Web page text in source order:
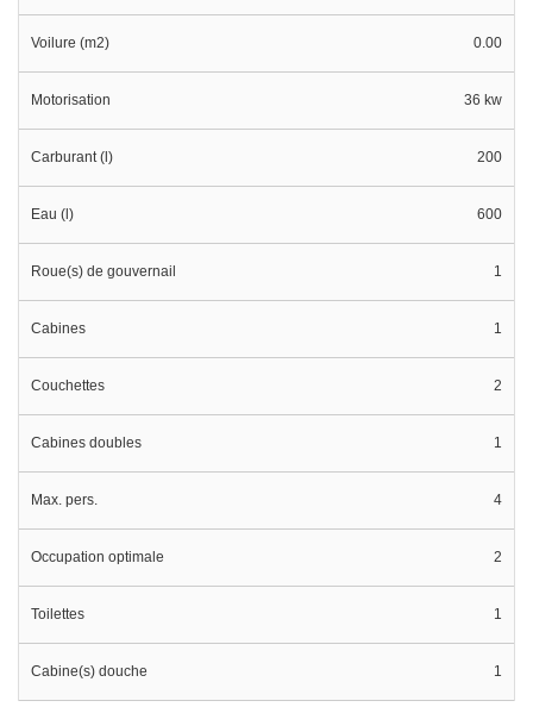
Voilure (m2) 0.00
Motorisation 36 kw
Carburant (l) 200
Eau (l) 600
Roue(s) de gouvernail 1
Cabines 1
Couchettes 2
Cabines doubles 1
Max. pers. 4
Occupation optimale 2
Toilettes 1
Cabine(s) douche 1